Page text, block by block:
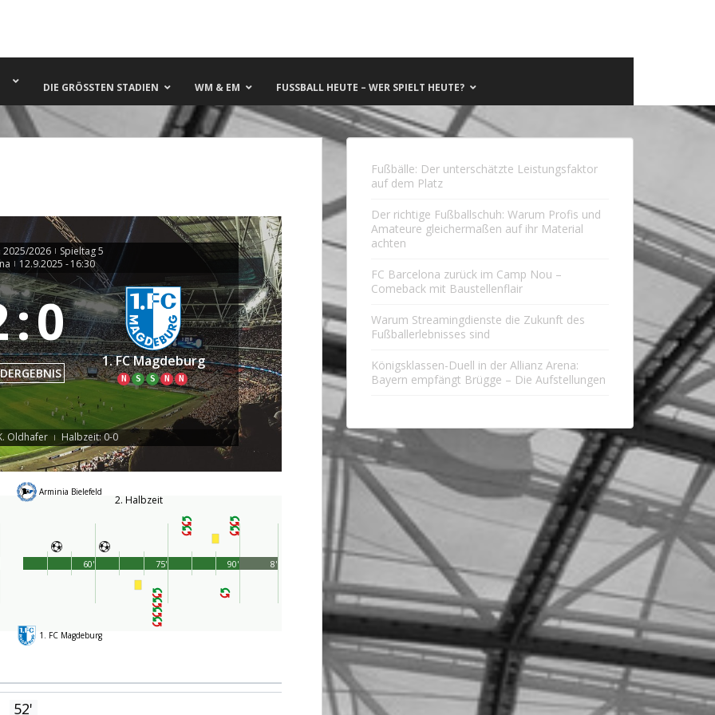
DIE GRÖSSTEN STADIEN WM & EM FUSSBALL HEUTE – WER SPIELT HEUTE?
2025/2026 | Spieltag 5
| 12.9.2025 - 16:30
:0
1. FC Magdeburg
N S S N N
Oldhafer
| Halbzeit: 0-0
Arminia Bielefeld
2. Halbzeit
1. FC Magdeburg
90'
60' 75' 8'
52'
Fußbälle: Der unterschätzte Leistungsfaktor
auf dem Platz
Der richtige Fußballschuh: Warum Profis und
Amateure gleichermaßen auf ihr Material
achten
FC Barcelona zurück im Camp Nou –
Comeback mit Baustellenflair
Warum Streamingdienste die Zukunft des
Fußballerlebnisses sind
Königsklassen-Duell in der Allianz Arena:
Bayern empfängt Brügge – Die Aufstellungen